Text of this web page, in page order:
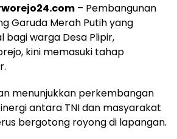
– Pembangunan
Garuda Merah Putih yang
bagi warga Desa Plipir,
kini memasuki tahap
menunjukkan perkembangan
antara TNI dan masyarakat
bergotong royong di lapangan.